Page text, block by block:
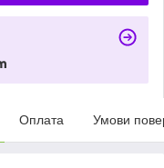
Оплата Умови